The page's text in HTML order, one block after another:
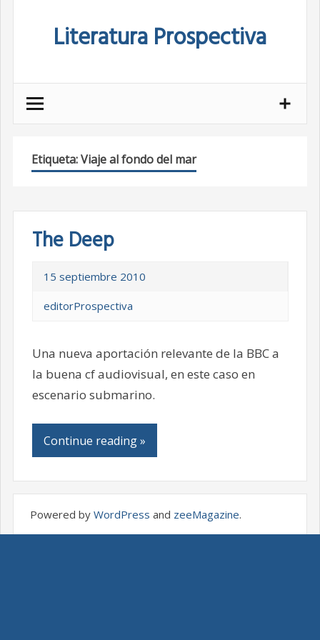
Literatura Prospectiva
Etiqueta:Viaje al fondo del mar
The Deep
15 septiembre 2010
editorProspectiva
Una nueva aportación relevante de la BBC a
la buena cf audiovisual, en este caso en
escenario submarino.
Continue reading »
Powered by WordPress and zeeMagazine.